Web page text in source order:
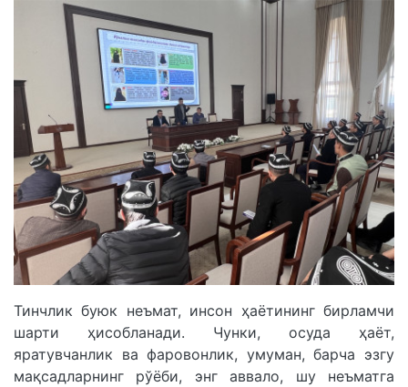
Тинчлик буюк неъмат, инсон ҳаётининг бирламчи
шарти ҳисобланади. Чунки, осуда ҳаёт,
яратувчанлик ва фаровонлик, умуман, барча эзгу
мақсадларнинг рўёби, энг аввало, шу неъматга